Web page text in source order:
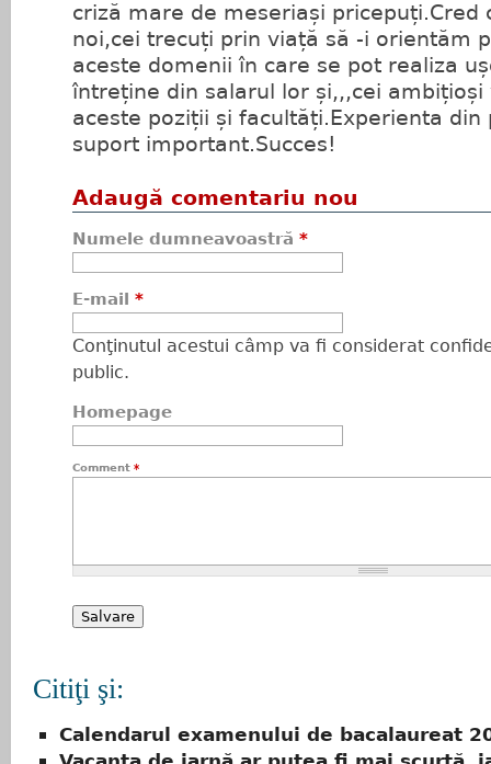
criză mare de meseriași pricepuți.Cred
noi,cei trecuți prin viață să -i orientăm
aceste domenii în care se pot realiza
întreține din salarul lor și,,,cei
aceste poziții și facultăți.Experienta
suport important.Succes!
Adaugă comentariu nou
Numele dumneavoastră *
E-mail *
Conţinutul acestui câmp va fi considerat
public.
Homepage
Comment *
Citiţi şi:
Calendarul examenului de bacalaureat